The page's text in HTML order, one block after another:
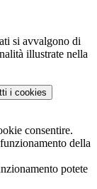
si avvalgono di
illustrate nella
i cookies
consentire.
della
potete